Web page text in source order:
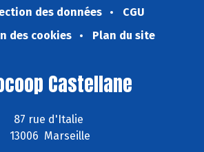
des données
CGU
des cookies
Plan du site
Castellane
87 rue d'Italie
13006 Marseille